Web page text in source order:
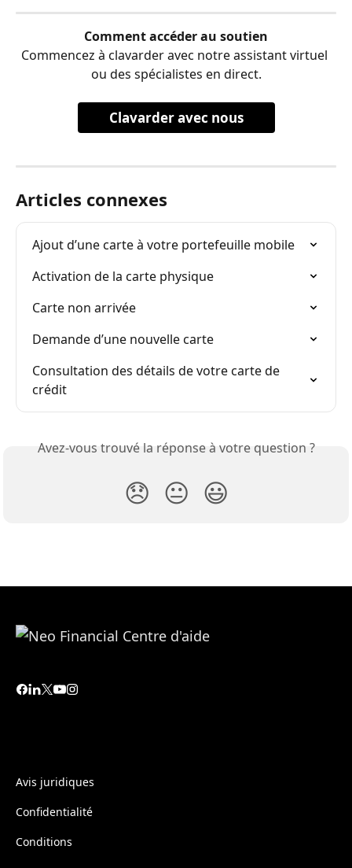
Comment accéder au soutien
Commencez à clavarder avec notre assistant virtuel
ou des spécialistes en direct.
Clavarder avec nous
Articles connexes
Ajout d’une carte à votre portefeuille mobile
Activation de la carte physique
Carte non arrivée
Demande d’une nouvelle carte
Consultation des détails de votre carte de
crédit
Avez-vous trouvé la réponse à votre question ?
😞 😐 😃
Avis juridiques
Confidentialité
Conditions